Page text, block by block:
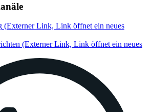
(Externer Link, Link öffnet ein neues
(Externer Link, Link öffnet ein neues